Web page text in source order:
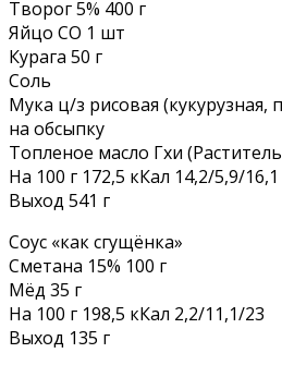
Творог 5% 400 г
Яйцо СО 1 шт
Курага 50 г
Соль
Мука ц/з рисовая (кукурузная,
на обсыпку
Топленое масло Гхи
На 100 г 172,5 кКал 14,2/5,9/16,1
Выход 541 г
Соус «как сгущёнка»
Сметана 15% 100 г
Мёд 35 г
На 100 г 198,5 кКал 2,2/11,1/23
Выход 135 г